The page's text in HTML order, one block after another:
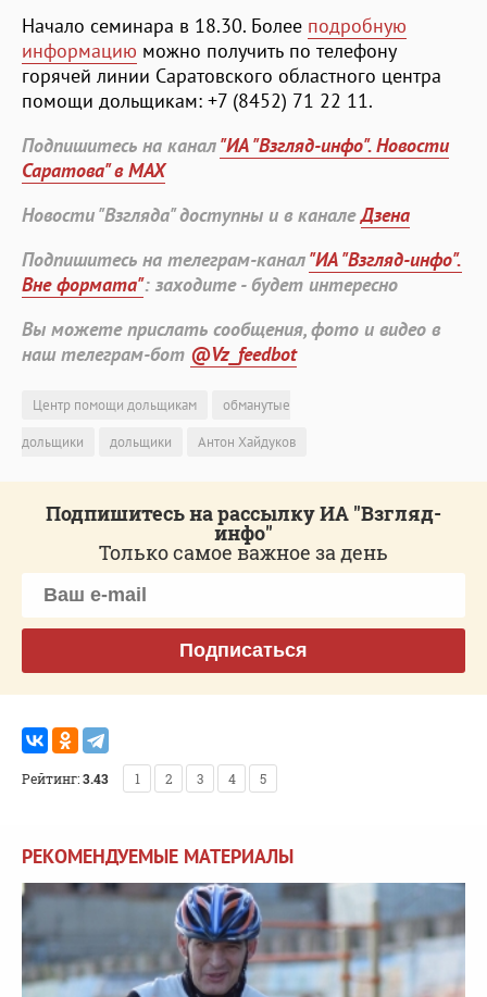
Начало семинара в 18.30. Более подробную
информацию можно получить по телефону
горячей линии Саратовского областного центра
помощи дольщикам: +7 (8452) 71 22 11.
Подпишитесь на канал"ИА "Взгляд-инфо". Новости
Саратова" в MAX
Новости "Взгляда" доступны и в каналеДзена
Подпишитесь на телеграм-канал"ИА "Взгляд-инфо".
Вне формата": заходите - будет интересно
Вы можете прислать сообщения, фото и видео в
наш телеграм-бот @Vz_feedbot
Центр помощи дольщикам
обманутые
дольщики
дольщики Антон Хайдуков
Подпишитесь на рассылку ИА "Взгляд-
инфо"
Только самое важное за день
Подписаться
Рейтинг:3.43 1 2 3 4 5
РЕКОМЕНДУЕМЫЕ МАТЕРИАЛЫ